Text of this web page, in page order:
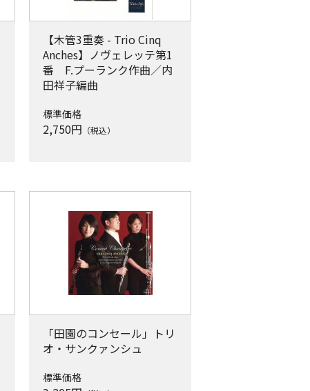
【木管3重奏 - Trio Cinq
Anches】ノヴェレッテ第1
番 F.プーランク作曲／内
田祥子編曲
標準価格
2,750円 （税込）
「田園のコンセール」トリ
オ・サンクァンシュ
標準価格